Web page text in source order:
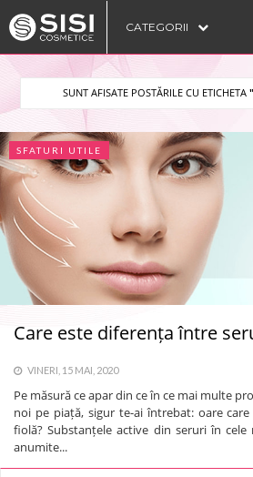
CATEGORII
SUNT AFISATE POSTĂRILE CU ETICHETA
SFATURI UTILE
Care este diferența între
VINERI, 15 MAI, 2020
Pe măsură ce apar din ce în ce mai multe
noi pe piață, sigur te-ai întrebat: oare
fiolă? Substanțele active din seruri în
anumite...